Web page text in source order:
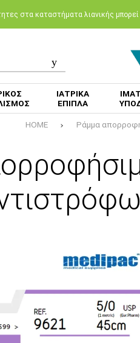
στα καταστήματα λιανικής
ΙΑΤΡΙΚΑ
ΕΠΙΠΛΑ
HOME Ράμμα